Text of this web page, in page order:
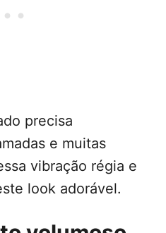
precisa
e muitas
vibração régia e
look adorável.